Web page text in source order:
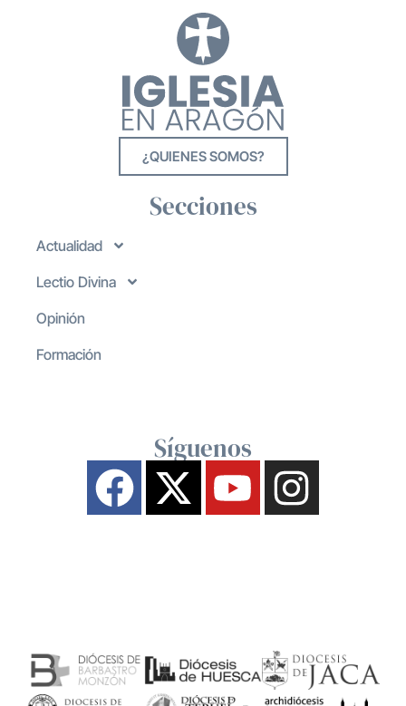
¿QUIENES SOMOS?
Secciones
Actualidad
Lectio Divina
Opinión
Formación
Síguenos